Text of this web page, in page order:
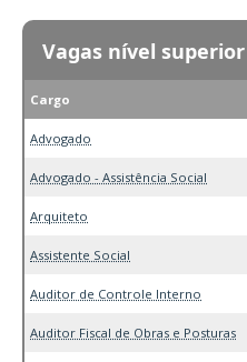
Vagas nível superior
Cargo
Advogado
Advogado - Assistência Social
Arquiteto
Assistente Social
Auditor de Controle Interno
Auditor Fiscal de Obras e Posturas